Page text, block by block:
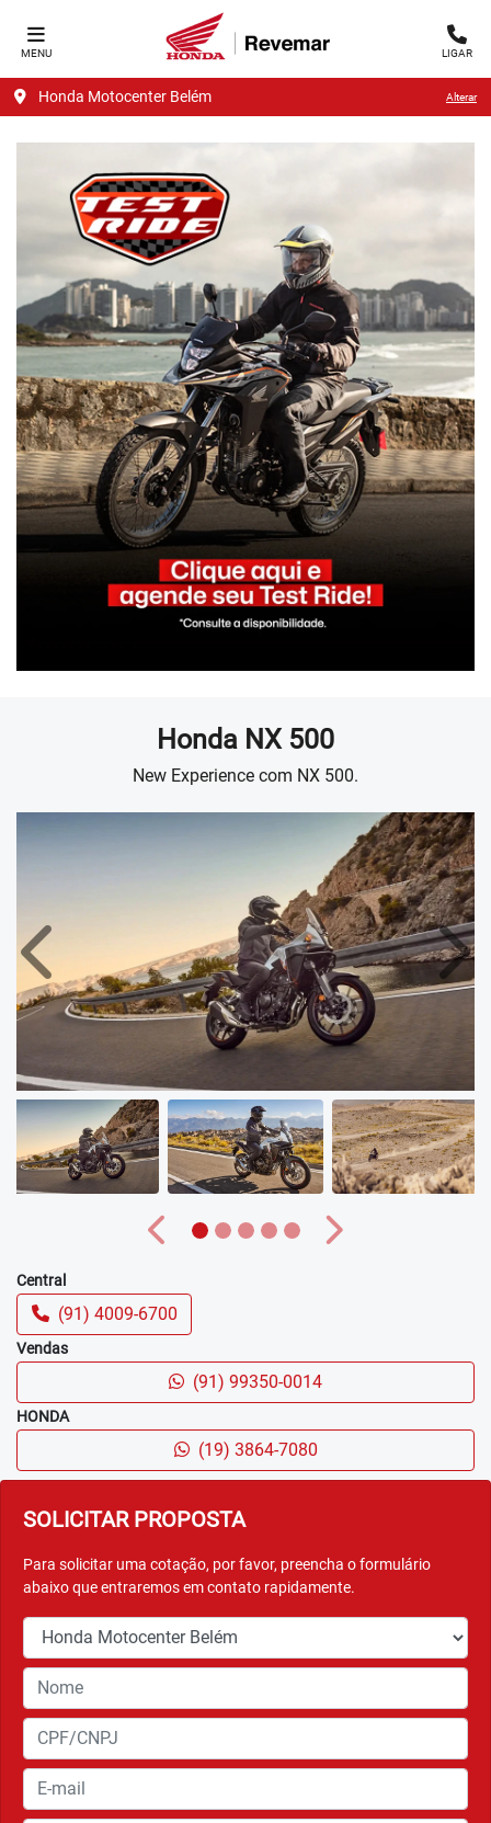
MENU LIGAR
Honda Motocenter Belém Alterar
Honda NX 500
New Experience com NX 500.
SOLICITAR PROPOSTA
Para solicitar uma cotação, por favor, preencha o formulário
abaixo que entraremos em contato rapidamente.
Anterior
Anterior Próximo
Central
(91) 4009-6700
Vendas
(91) 99350-0014
HONDA
(19) 3864-7080